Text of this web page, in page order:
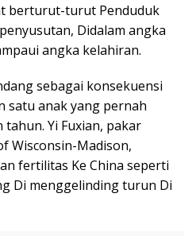
berturut-turut Penduduk
Didalam angka
angka kelahiran.
sebagai konsekuensi
satu anak yang pernah
Yi Fuxian, pakar
Wisconsin-Madison,
fertilitas Ke China seperti
Di menggelinding turun Di